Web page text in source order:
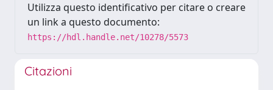
Utilizza questo identificativo per citare o creare
un link a questo documento:
https://hdl.handle.net/10278/5573
Citazioni